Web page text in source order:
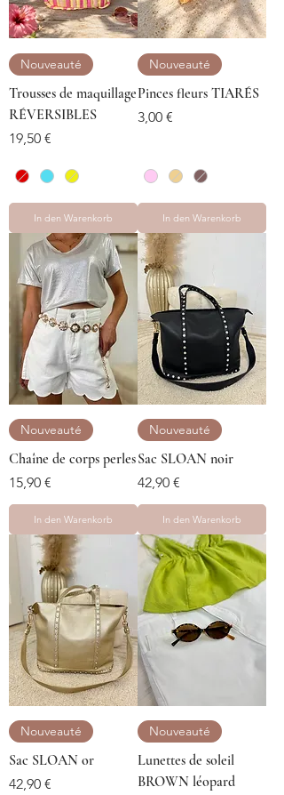
Nouveauté
Trousses de maquillage
RÉVERSIBLES
Preis
19,50 €
In den Warenkorb
Nouveauté
Pinces fleurs TIARÉS
Preis
3,00 €
In den Warenkorb
Nouveauté
Chaîne de corps perles
Preis
15,90 €
In den Warenkorb
Nouveauté
Sac SLOAN noir
Preis
42,90 €
In den Warenkorb
Nouveauté
Sac SLOAN or
Preis
42,90 €
Nouveauté
Lunettes de soleil
BROWN léopard